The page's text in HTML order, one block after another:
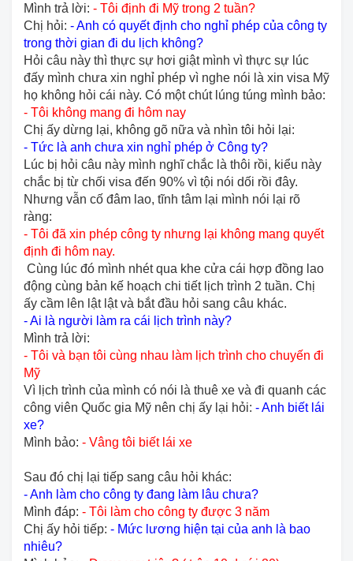
Mình trả lời: - Tôi định đi Mỹ trong 2 tuần?
Chị hỏi: - Anh có quyết định cho nghỉ phép của công ty
trong thời gian đi du lịch không?
Hỏi câu này thì thực sự hơi giật mình vì thực sự lúc
đấy mình chưa xin nghỉ phép vì nghe nói là xin visa Mỹ
họ không hỏi cái này. Có một chút lúng túng mình bảo:
- Tôi không mang đi hôm nay
Chị ấy dừng lại, không gõ nữa và nhìn tôi hỏi lại:
- Tức là anh chưa xin nghỉ phép ở Công ty?
Lúc bị hỏi câu này mình nghĩ chắc là thôi rồi, kiểu này
chắc bị từ chối visa đến 90% vì tội nói dối rồi đây.
Nhưng vẫn cố đâm lao, tĩnh tâm lại mình nói lại rõ
ràng:
- Tôi đã xin phép công ty nhưng lại không mang quyết
định đi hôm nay.
Cùng lúc đó mình nhét qua khe cửa cái hợp đồng lao
động cùng bản kế hoạch chi tiết lịch trình 2 tuần. Chị
ấy cầm lên lật lật và bắt đầu hỏi sang câu khác.
- Ai là người làm ra cái lịch trình này?
Mình trả lời:
- Tôi và bạn tôi cùng nhau làm lịch trình cho chuyến đi
Mỹ
Vì lịch trình của mình có nói là thuê xe và đi quanh các
công viên Quốc gia Mỹ nên chị ấy lại hỏi: - Anh biết lái
xe?
Mình bảo: - Vâng tôi biết lái xe
Sau đó chị lại tiếp sang câu hỏi khác:
- Anh làm cho công ty đang làm lâu chưa?
Mình đáp: - Tôi làm cho công ty được 3 năm
Chị ấy hỏi tiếp: - Mức lương hiện tại của anh là bao
nhiêu?